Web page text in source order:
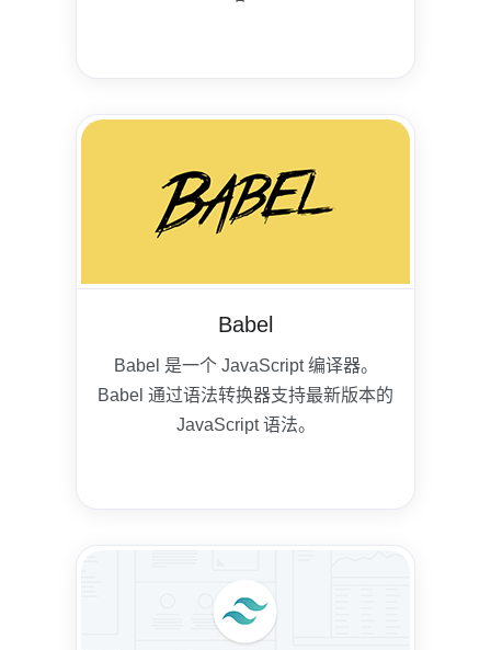
Babel
Babel 是一个 JavaScript 编译器。
Babel 通过语法转换器支持最新版本的
JavaScript 语法。